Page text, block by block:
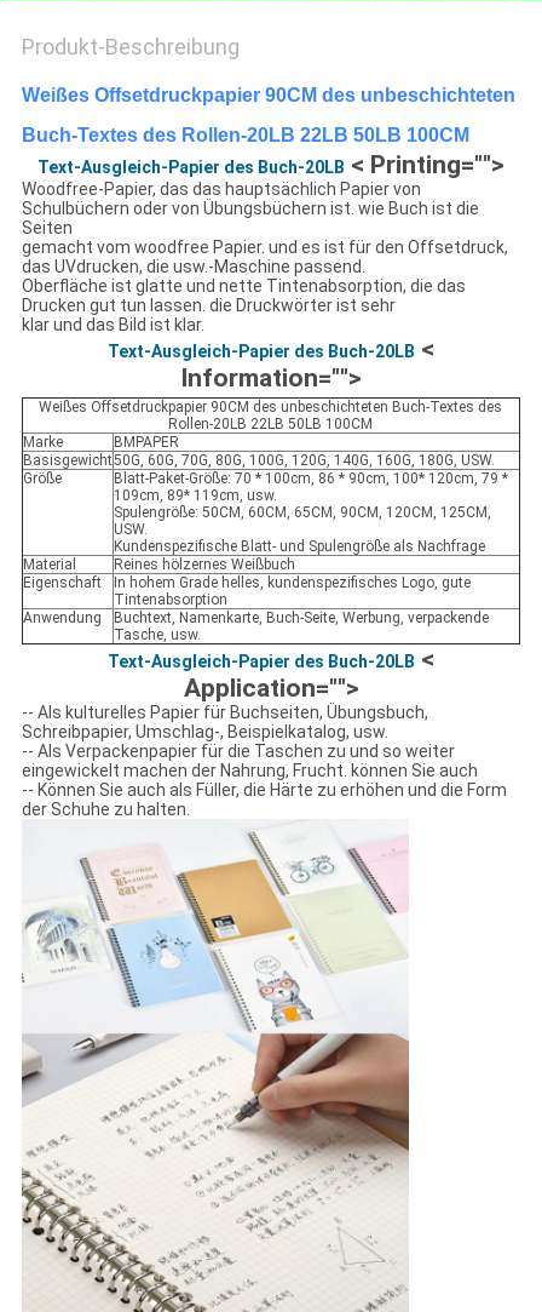
Produkt-Beschreibung
Weißes Offsetdruckpapier 90CM des unbeschichteten
Buch-Textes des Rollen-20LB 22LB 50LB 100CM
Text-Ausgleich-Papier des Buch-20LB < Printing="">
Woodfree-Papier, das das hauptsächlich Papier von
Schulbüchern oder von Übungsbüchern ist. wie Buch ist die
Seiten
gemacht vom woodfree Papier. und es ist für den Offsetdruck,
das UVdrucken, die usw.-Maschine passend.
Oberfläche ist glatte und nette Tintenabsorption, die das
Drucken gut tun lassen. die Druckwörter ist sehr
klar und das Bild ist klar.
Text-Ausgleich-Papier des Buch-20LB <
Information="">
Weißes Offsetdruckpapier 90CM des unbeschichteten Buch-Textes des
Rollen-20LB 22LB 50LB 100CM
Marke
BMPAPER
Basisgewicht50G, 60G, 70G, 80G, 100G, 120G, 140G, 160G, 180G, USW.
Größe
Blatt-Paket-Größe: 70 * 100cm, 86 * 90cm, 100* 120cm, 79 *
109cm, 89* 119cm, usw.
Spulengröße: 50CM, 60CM, 65CM, 90CM, 120CM, 125CM,
USW.
Kundenspezifische Blatt- und Spulengröße als Nachfrage
Material
Reines hölzernes Weißbuch
Eigenschaft
In hohem Grade helles, kundenspezifisches Logo, gute
Tintenabsorption
Anwendung
Buchtext, Namenkarte, Buch-Seite, Werbung, verpackende
Tasche, usw.
Text-Ausgleich-Papier des Buch-20LB <
Application="">
-- Als kulturelles Papier für Buchseiten, Übungsbuch,
Schreibpapier, Umschlag-, Beispielkatalog, usw.
-- Als Verpackenpapier für die Taschen zu und so weiter
eingewickelt machen der Nahrung, Frucht. können Sie auch
-- Können Sie auch als Füller, die Härte zu erhöhen und die Form
der Schuhe zu halten.